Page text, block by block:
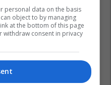
personal data on the basis
object to by managing
at the bottom of this page
withdraw consent in privacy